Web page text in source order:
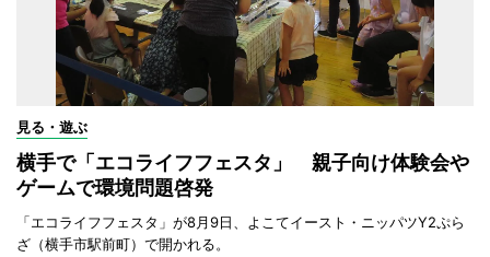
見る・遊ぶ
横手で「エコライフフェスタ」 親子向け体験会や
ゲームで環境問題啓発
「エコライフフェスタ」が8月9日、よこてイースト・ニッパツY2ぷら
ざ（横手市駅前町）で開かれる。